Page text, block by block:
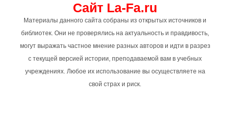
Сайт La-Fa.ru
Материалы данного сайта собраны из открытых источников и
библиотек. Они не проверялись на актуальность и правдивость,
могут выражать частное мнение разных авторов и идти в разрез
с текущей версией истории, преподаваемой вам в учебных
учреждениях. Любое их использование вы осуществляете на
свой страх и риск.